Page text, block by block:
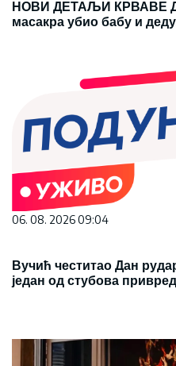
НОВИ ДЕТАЉИ КРВАВЕ
масакра убио бабу и
06. 08. 2026 09:04
Вучић честитао Дан
један од стубова